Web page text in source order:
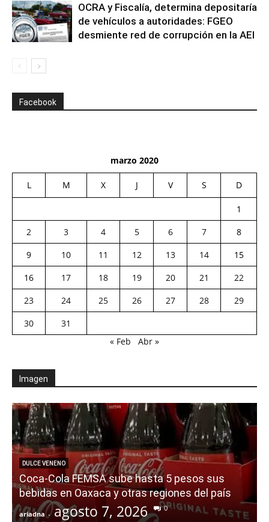
OCRA y Fiscalía, determina depositaría
de vehículos a autoridades: FGEO
desmiente red de corrupción en la AEI
Facebook
marzo 2020
L M X J V S D
1
2
3 4 5 6 7
8
9
10 11 12 13 14
15
16
17 18 19 20 21
22
23
24 25 26 27 28
29
30
31
« Feb
Abr »
Imagen
DULCE VENENO
Coca-Cola FEMSA sube hasta 5 pesos sus
bebidas en Oaxaca y otras regiones del país
ariadna - agosto 7, 2026 0